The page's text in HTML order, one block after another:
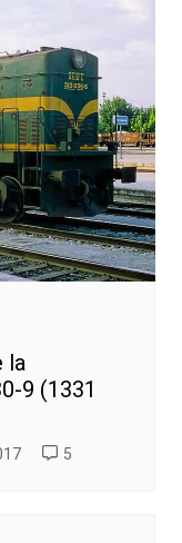
la
9 (1331
5